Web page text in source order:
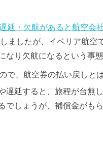
延・欠航があると航空会
ましたが、イベリア航空
なり欠航になるという事
で、航空券の払い戻しと
遅延すると、旅程が台無
でしょうが、補償金がも